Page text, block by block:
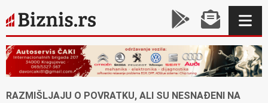
RAZMIŠLJAJU O POVRATKU, ALI SU NESNAĐENI NA